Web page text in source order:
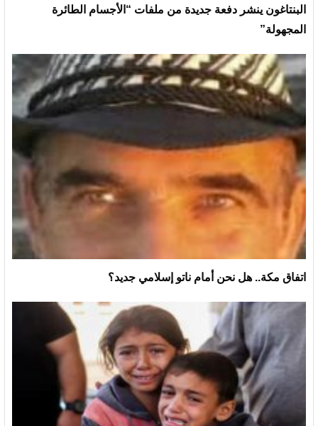
البنتاغون ينشر دفعة جديدة من ملفات “الأجسام الطائرة
المجهولة”
اتفاق مكة.. هل نحن أمام ناتو إسلامي جديد؟